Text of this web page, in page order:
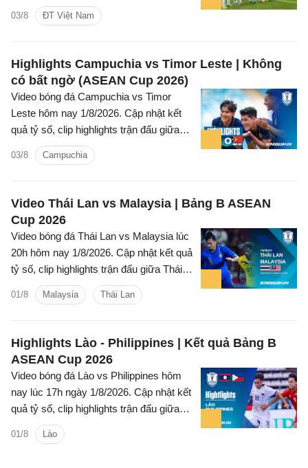
sau pha dứt điểm đẳng cấp của hậu vệ
Văn Vĩ.
03/8 ĐT Việt Nam
Highlights Campuchia vs Timor Leste | Không
có bất ngờ (ASEAN Cup 2026)
Video bóng đá Campuchia vs Timor
Leste hôm nay 1/8/2026. Cập nhật kết
quả tỷ số, clip highlights trận đấu giữa
Campuchia vs Timor Leste (Bảng A
ASEAN Cup 2026).
03/8 Campuchia
Video Thái Lan vs Malaysia | Bảng B ASEAN
Cup 2026
Video bóng đá Thái Lan vs Malaysia lúc
20h hôm nay 1/8/2026. Cập nhật kết quả
tỷ số, clip highlights trận đấu giữa Thái
Lan vs Malaysia (Bảng B ASEAN Cup
2026).
01/8 Malaysia Thái Lan
Highlights Lào - Philippines | Kết quả Bảng B
ASEAN Cup 2026
Video bóng đá Lào vs Philippines hôm
nay lúc 17h ngày 1/8/2026. Cập nhật kết
quả tỷ số, clip highlights trận đấu giữa
Lào vs Philippines (Bảng B ASEAN Cup
2026).
01/8 Lào